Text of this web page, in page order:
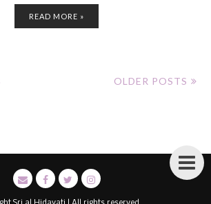
READ MORE »
OLDER POSTS